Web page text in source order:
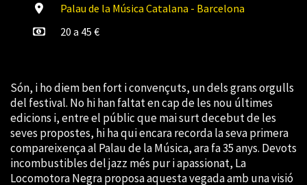
Palau de la Música Catalana - Barcelona
20 a 45 €
Són, i ho diem ben fort i convençuts, un dels grans orgulls
del festival. No hi han faltat en cap de les nou últimes
edicions i, entre el públic que mai surt decebut de les
seves propostes, hi ha qui encara recorda la seva primera
compareixença al Palau de la Música, ara fa 35 anys. Devots
incombustibles del jazz més pur i apassionat, La
Locomotora Negra proposa aquesta vegada amb una visió